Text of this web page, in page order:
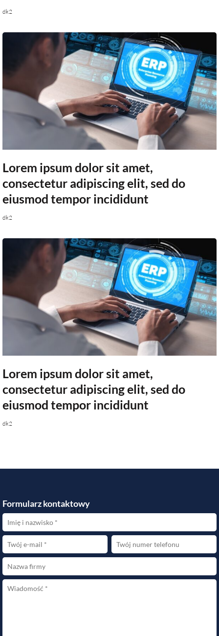
dk2
Lorem ipsum dolor sit amet,
consectetur adipiscing elit, sed do
eiusmod tempor incididunt
dk2
Lorem ipsum dolor sit amet,
consectetur adipiscing elit, sed do
eiusmod tempor incididunt
dk2
Formularz kontaktowy